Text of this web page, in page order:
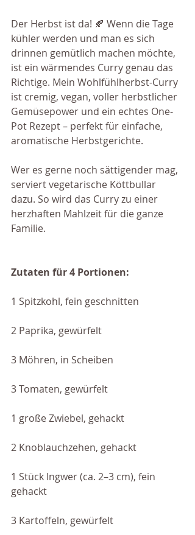
Der Herbst ist da! 🍂 Wenn die Tage
kühler werden und man es sich
drinnen gemütlich machen möchte,
ist ein wärmendes Curry genau das
Richtige. Mein Wohlfühlherbst-Curry
ist cremig, vegan, voller herbstlicher
Gemüsepower und ein echtes One-
Pot Rezept – perfekt für einfache,
aromatische Herbstgerichte.
Wer es gerne noch sättigender mag,
serviert vegetarische Köttbullar
dazu. So wird das Curry zu einer
herzhaften Mahlzeit für die ganze
Familie.
Zutaten für4 Portionen:
1 Spitzkohl, fein geschnitten
2 Paprika, gewürfelt
3 Möhren, in Scheiben
3 Tomaten, gewürfelt
1 große Zwiebel, gehackt
2 Knoblauchzehen, gehackt
1 Stück Ingwer (ca. 2–3 cm), fein
gehackt
3 Kartoffeln, gewürfelt